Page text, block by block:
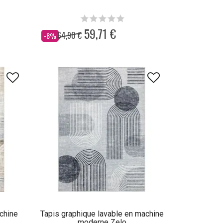
-8%
Dès 64,90 € 59,71 €
Tapis graphique lavable en machine